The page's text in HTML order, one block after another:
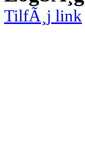
TilfÃ¸j link